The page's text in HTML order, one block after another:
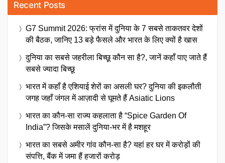
Recent Posts
G7 Summit 2026: फ्रांस में दुनिया के 7 सबसे ताकतवर देशों
की बैठक, जानिए 13 बड़े फैसले और भारत के लिए क्यों है खास
दुनिया का सबसे जहरीला बिच्छू कौन सा है?, जानें कहाँ पाए जाते हैं
सबसे ज्यादा बिच्छू
भारत में कहाँ है एशियाई शेरों का असली घर? दुनिया की इकलौती
जगह जहाँ जंगल में आज़ादी से घूमते हैं Asiatic Lions
भारत का कौन-सा राज्य कहलाता है “Spice Garden Of
India”? जिसके मसालें दुनिया-भर में है मशहूर
भारत का सबसे अमीर गांव कौन-सा है? यहां हर घर में करोड़ों की
संपत्ति, बैंक में जमा हैं हजारों करोड़